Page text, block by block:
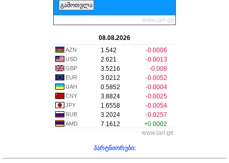
www.lari.ge
08.08.2026
AZN 1.542 -0.0006
USD 2.621 -0.0013
GBP 3.5216 -0.008
EUR 3.0212 -0.0052
UAH 0.5852 -0.0004
CNY 3.8824 -0.0025
JPY 1.6558 -0.0054
RUB 3.2024 -0.0257
AMD 7.1612
+0.0002
www.lari.ge
პარტნიორები: